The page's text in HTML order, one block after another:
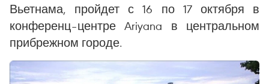
Вьетнама, пройдет с 16 по 17 октября в
конференц–центре Ariyana в центральном
прибрежном городе.